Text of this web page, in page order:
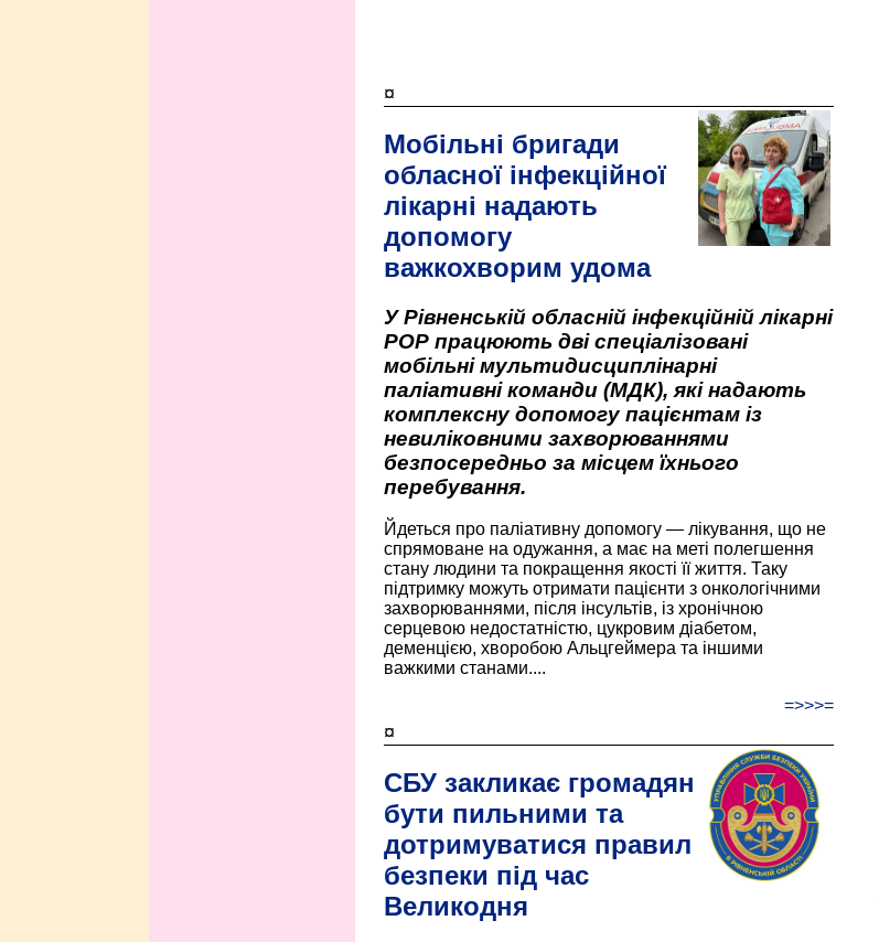
¤
Мобільні бригади
обласної інфекційної
лікарні надають
допомогу
важкохворим удома
У Рівненській обласній інфекційній лікарні
РОР працюють дві спеціалізовані
мобільні мультидисциплінарні
паліативні команди (МДК), які надають
комплексну допомогу пацієнтам із
невиліковними захворюваннями
безпосередньо за місцем їхнього
перебування.
Йдеться про паліативну допомогу — лікування, що не
спрямоване на одужання, а має на меті полегшення
стану людини та покращення якості її життя. Таку
підтримку можуть отримати пацієнти з онкологічними
захворюваннями, після інсультів, із хронічною
серцевою недостатністю, цукровим діабетом,
деменцією, хворобою Альцгеймера та іншими
важкими станами....
=>>>=
¤
СБУ закликає громадян
бути пильними та
дотримуватися правил
безпеки під час
Великодня